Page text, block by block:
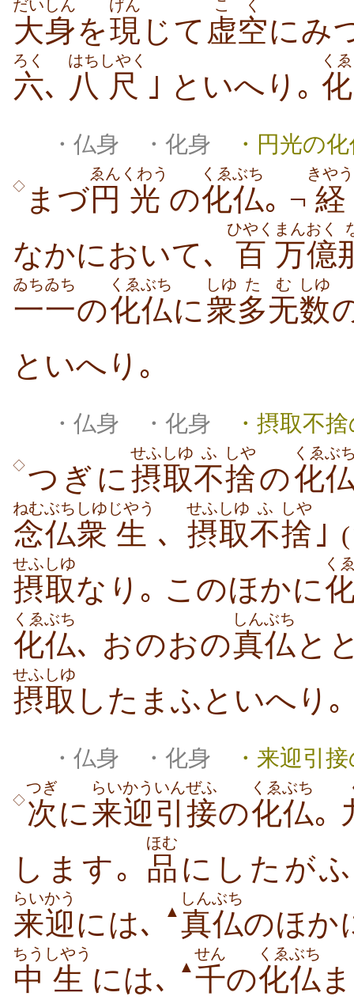
大身
だいしん
を現
げん
じて 虚空
こく
にみ
六
ろく
､ 八
はち
尺
しやく
｣ といへり｡
く
・仏身 ・化身 ・円光の化
◇ まづ円
ゑん
光
くわう
の化仏
くゑぶち
｡ ¬ 経
きやう
なかにおいて､ 百
ひやく
万億
まんおく
一一
ゐちゐち
の化仏
くゑぶち
に衆
しゆ
多
た
无
む
数
しゆ
といへり｡
・仏身 ・化身 ・摂取不捨
◇ つぎに摂取
せふしゆ
不
ふ
捨
しや
の化
くゑぶ
念仏
ねむぶち
衆
しゆ
生
じやう
､ 摂取
せふしゆ
不
ふ
捨
しや
｣
摂取
せふしゆ
なり｡ このほかに
く
化仏
くゑぶち
､ おのおの真仏
しんぶち
と
摂取
せふしゆ
したまふといへり｡
・仏身 ・化身 ・来迎引接
◇ 次
つぎ
に来迎
らいかう
引接
いんぜふ
の化仏
くゑぶち
｡
します｡ 品
ほむ
にしたが
来迎
らいかう
には､ ▲ 真仏
しんぶち
のほか
中
ちう
生
しやう
には､ ▲ 千
せん
の化仏
くゑぶち